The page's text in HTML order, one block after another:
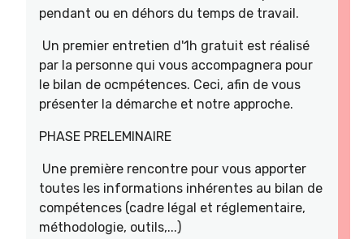
pendant ou en déhors du temps de travail.
Un premier entretien d'1h gratuit est réalisé
par la personne qui vous accompagnera pour
le bilan de ocmpétences. Ceci, afin de vous
présenter la démarche et notre approche.
PHASE PRELEMINAIRE
Une première rencontre pour vous apporter
toutes les informations inhérentes au bilan de
compétences (cadre légal et réglementaire,
méthodologie, outils,...)